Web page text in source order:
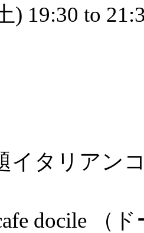
) 19:30 to
イタリアン
docile （